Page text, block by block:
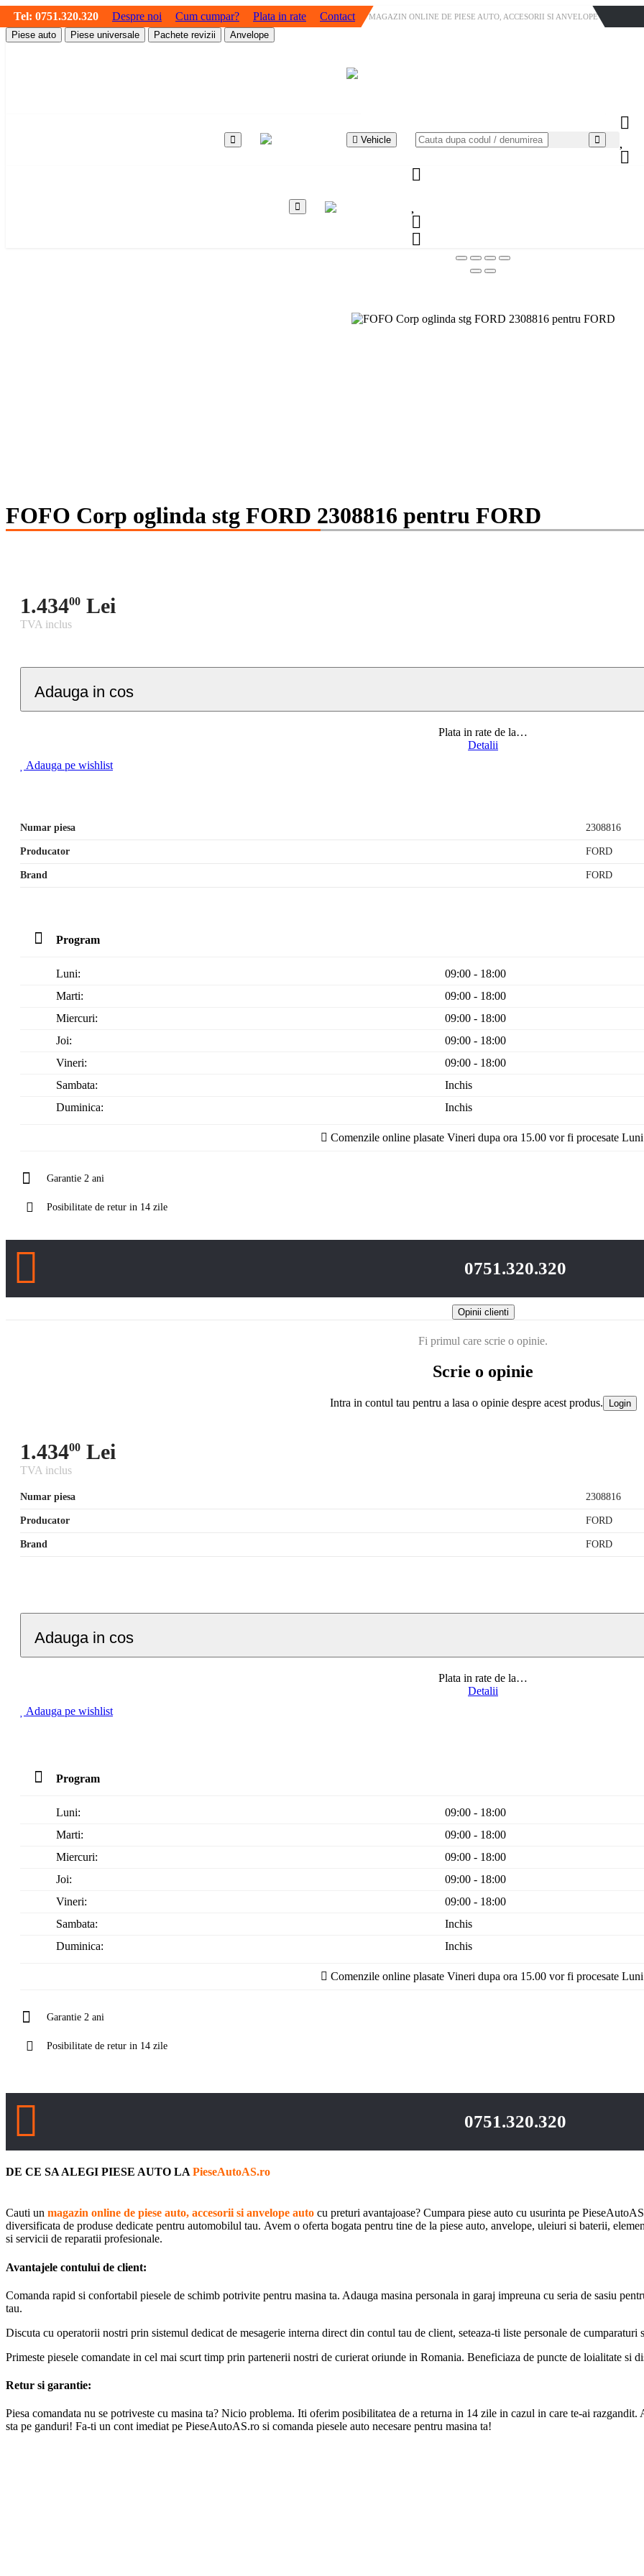
Tel:0751.320.320 Despre noi Cum cumpar? Plata in rate Contact MAGAZIN ONLINE DE PIESE AUTO, ACCESORII SI ANVELOPE
Piese auto Piese universale Pachete revizii Anvelope
Vehicle
FOFO Corp oglinda stg FORD 2308816 pentru FORD
1.43400 Lei
TVA inclus
Adauga in cos
Plata in rate de la…
Detalii
Adauga pe wishlist
Numar piesa 2308816
Producator FORD
Brand FORD
Program
Luni:
09:00 - 18:00
Marti:
09:00 - 18:00
Miercuri:
09:00 - 18:00
Joi:
09:00 - 18:00
Vineri:
09:00 - 18:00
Sambata:
Inchis
Duminica:
Inchis
Comenzile online plasate Vineri dupa ora 15.00 vor fi procesate
Garantie 2 ani
Posibilitate de retur in 14 zile
0751.320.320
Opinii clienti
Fi primul care scrie o opinie.
Scrie o opinie
Intra in contul tau pentru a lasa o opinie despre acest produs. Login
1.43400 Lei
TVA inclus
Numar piesa 2308816
Producator FORD
Brand FORD
Adauga in cos
Plata in rate de la…
Detalii
Adauga pe wishlist
Program
Luni:
09:00 - 18:00
Marti:
09:00 - 18:00
Miercuri:
09:00 - 18:00
Joi:
09:00 - 18:00
Vineri:
09:00 - 18:00
Sambata:
Inchis
Duminica:
Inchis
Comenzile online plasate Vineri dupa ora 15.00 vor fi procesate
Garantie 2 ani
Posibilitate de retur in 14 zile
0751.320.320
DE CE SA ALEGI PIESE AUTO LA PieseAutoAS.ro
Cauti un magazin online de piese auto, accesorii si anvelope auto cu preturi avantajoase? Cumpara piese auto cu usurinta pe
diversificata de produse dedicate pentru automobilul tau. Avem o oferta bogata pentru tine de la piese auto, anvelope, uleiuri si baterii,
si servicii de reparatii profesionale.
Avantajele contului de client:
Comanda rapid si confortabil piesele de schimb potrivite pentru masina ta. Adauga masina personala in garaj impreuna cu seria de sasiu
tau.
Discuta cu operatorii nostri prin sistemul dedicat de mesagerie interna direct din contul tau de client, seteaza-ti liste personale de
Primeste piesele comandate in cel mai scurt timp prin partenerii nostri de curierat oriunde in Romania. Beneficiaza de puncte de loialitate si
Retur si garantie:
Piesa comandata nu se potriveste cu masina ta? Nicio problema. Iti oferim posibilitatea de a returna in 14 zile in cazul in care te-ai
sta pe ganduri! Fa-ti un cont imediat pe PieseAutoAS.ro si comanda piesele auto necesare pentru masina ta!